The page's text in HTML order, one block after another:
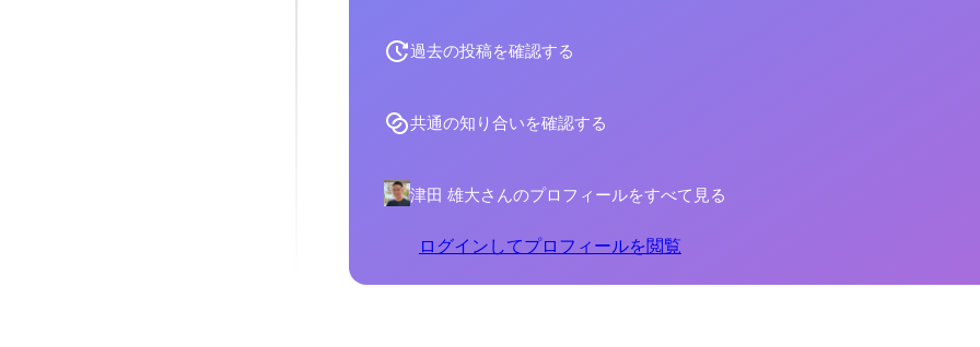
過去の投稿を確認する
共通の知り合いを確認する
津田 雄大さんのプロフィールをすべて見る
ログインしてプロフィールを閲覧